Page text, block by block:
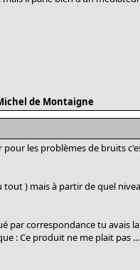
de Montaigne
les problèmes de bruits
) mais à partir de quel
par correspondance tu avais
: Ce produit ne me plait pas ...